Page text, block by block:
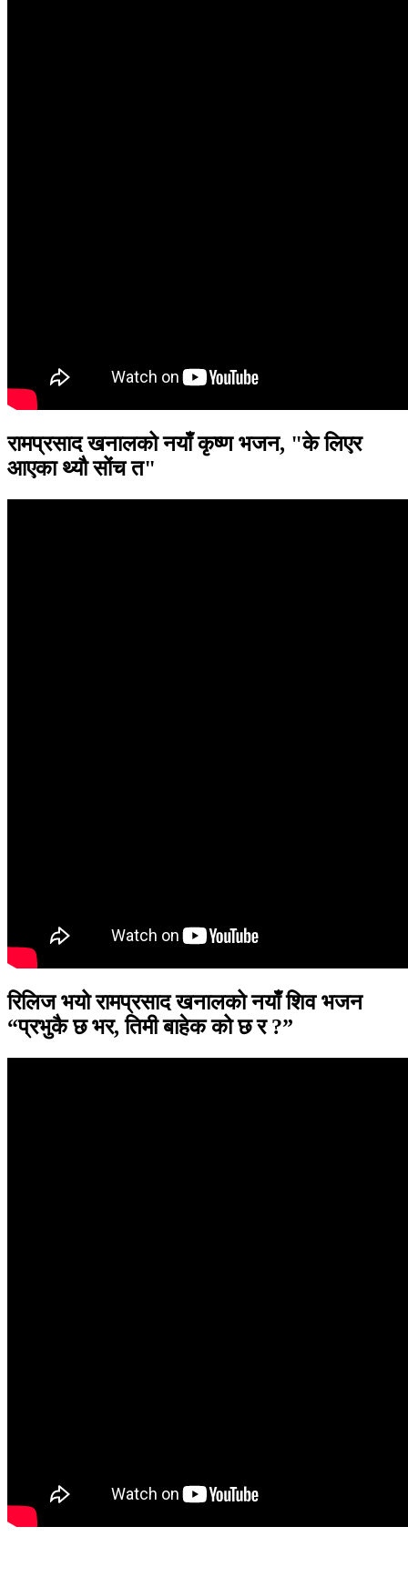
रामप्रसाद खनालको नयाँ कृष्ण भजन, "के लिएर
आएका थ्यौ सोंच त"
रिलिज भयो रामप्रसाद खनालको नयाँ शिव भजन
“प्रभुकै छ भर, तिमी बाहेक को छ र ?”